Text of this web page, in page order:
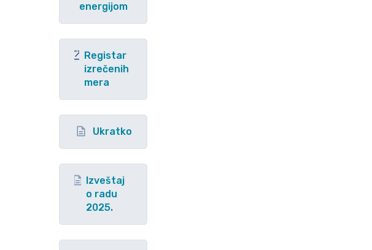
energijom
Registar
izrečenih
mera
Ukratko
Izveštaj
o radu
2025.